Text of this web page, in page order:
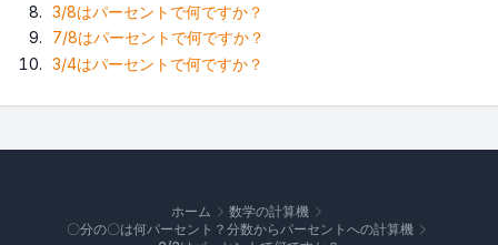
3/8はパーセントで何ですか？
7/8はパーセントで何ですか？
3/4はパーセントで何ですか？
ホーム
数学の計算機
〇分の〇は何パーセント？分数からパーセントへの計算機